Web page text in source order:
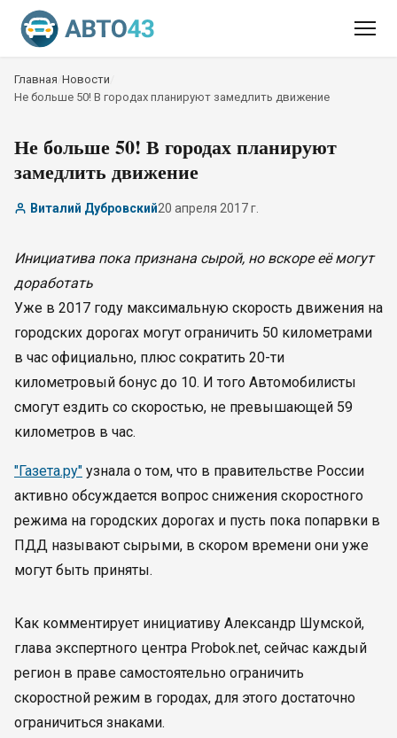
Главная Новости
Не больше 50! В городах планируют замедлить движение
Не больше 50! В городах планируют
замедлить движение
Виталий Дубровский20 апреля 2017 г.
Инициатива пока признана сырой, но вскоре её могут
доработать
Уже в 2017 году максимальную скорость движения на
городских дорогах могут ограничить 50 километрами
в час официально, плюс сократить 20-ти
километровый бонус до 10. И того Автомобилисты
смогут ездить со скоростью, не превышающей 59
километров в час.
"Газета.ру" узнала о том, что в правительстве России
активно обсуждается вопрос снижения скоростного
режима на городских дорогах и пусть пока попарвки в
ПДД называют сырыми, в скором времени они уже
могут быть приняты.
Как комментирует инициативу Александр Шумской,
глава экспертного центра Probok.net, сейчас каждый
регион в праве самостоятельно ограничить
скоростной режим в городах, для этого достаточно
ограничиться знаками.